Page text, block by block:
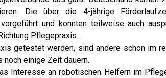
Die über die 4-jährige
und konnten teilweise auch
Pflegepraxis.
getestet werden, sind andere schonim
noch einige Zeit dauern.
Interesse an robotischen Helfern im